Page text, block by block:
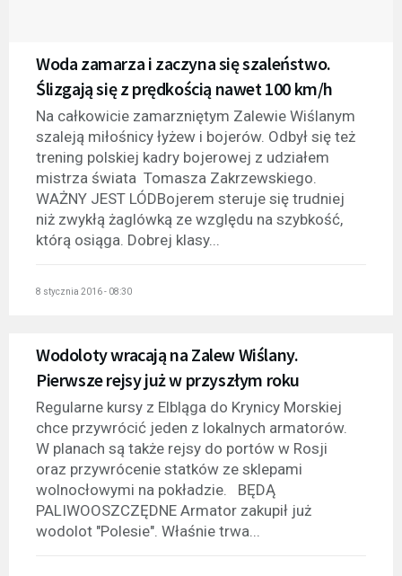
Woda zamarza i zaczyna się szaleństwo.
Ślizgają się z prędkością nawet 100 km/h
Na całkowicie zamarzniętym Zalewie Wiślanym
szaleją miłośnicy łyżew i bojerów. Odbył się też
trening polskiej kadry bojerowej z udziałem
mistrza świata Tomasza Zakrzewskiego.
WAŻNY JEST LÓDBojerem steruje się trudniej
niż zwykłą żaglówką ze względu na szybkość,
którą osiąga. Dobrej klasy...
8 stycznia 2016 - 08:30
Wodoloty wracają na Zalew Wiślany.
Pierwsze rejsy już w przyszłym roku
Regularne kursy z Elbląga do Krynicy Morskiej
chce przywrócić jeden z lokalnych armatorów.
W planach są także rejsy do portów w Rosji
oraz przywrócenie statków ze sklepami
wolnocłowymi na pokładzie. BĘDĄ
PALIWOOSZCZĘDNE Armator zakupił już
wodolot "Polesie". Właśnie trwa...